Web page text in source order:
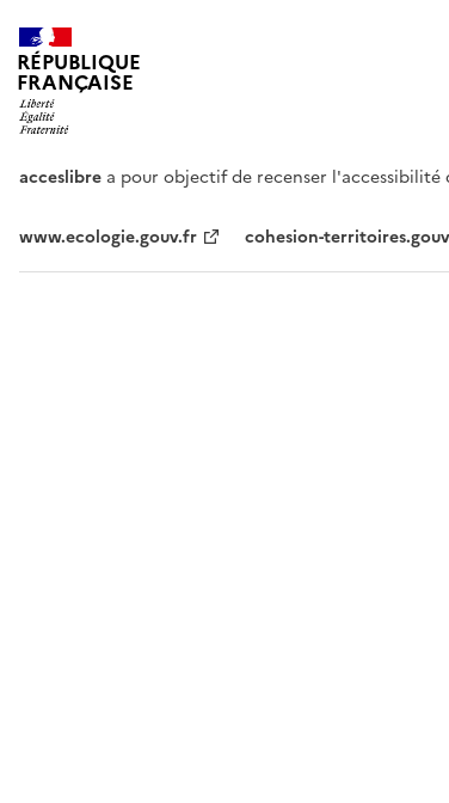
RÉPUBLIQUE
FRANÇAISE
acceslibre a pour objectif de recenser
www.ecologie.gouv.fr cohesion-